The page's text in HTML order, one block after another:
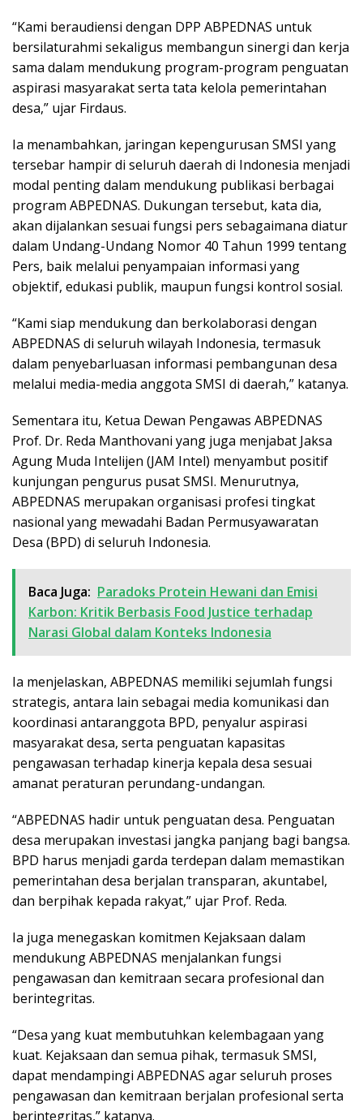
“Kami beraudiensi dengan DPP ABPEDNAS untuk
bersilaturahmi sekaligus membangun sinergi dan kerja
sama dalam mendukung program-program penguatan
aspirasi masyarakat serta tata kelola pemerintahan
desa,” ujar Firdaus.
Ia menambahkan, jaringan kepengurusan SMSI yang
tersebar hampir di seluruh daerah di Indonesia menjadi
modal penting dalam mendukung publikasi berbagai
program ABPEDNAS. Dukungan tersebut, kata dia,
akan dijalankan sesuai fungsi pers sebagaimana diatur
dalam Undang-Undang Nomor 40 Tahun 1999 tentang
Pers, baik melalui penyampaian informasi yang
objektif, edukasi publik, maupun fungsi kontrol sosial.
“Kami siap mendukung dan berkolaborasi dengan
ABPEDNAS di seluruh wilayah Indonesia, termasuk
dalam penyebarluasan informasi pembangunan desa
melalui media-media anggota SMSI di daerah,” katanya.
Sementara itu, Ketua Dewan Pengawas ABPEDNAS
Prof. Dr. Reda Manthovani yang juga menjabat Jaksa
Agung Muda Intelijen (JAM Intel) menyambut positif
kunjungan pengurus pusat SMSI. Menurutnya,
ABPEDNAS merupakan organisasi profesi tingkat
nasional yang mewadahi Badan Permusyawaratan
Desa (BPD) di seluruh Indonesia.
Baca Juga: Paradoks Protein Hewani dan Emisi
Karbon: Kritik Berbasis Food Justice terhadap
Narasi Global dalam Konteks Indonesia
Ia menjelaskan, ABPEDNAS memiliki sejumlah fungsi
strategis, antara lain sebagai media komunikasi dan
koordinasi antaranggota BPD, penyalur aspirasi
masyarakat desa, serta penguatan kapasitas
pengawasan terhadap kinerja kepala desa sesuai
amanat peraturan perundang-undangan.
“ABPEDNAS hadir untuk penguatan desa. Penguatan
desa merupakan investasi jangka panjang bagi bangsa.
BPD harus menjadi garda terdepan dalam memastikan
pemerintahan desa berjalan transparan, akuntabel,
dan berpihak kepada rakyat,” ujar Prof. Reda.
Ia juga menegaskan komitmen Kejaksaan dalam
mendukung ABPEDNAS menjalankan fungsi
pengawasan dan kemitraan secara profesional dan
berintegritas.
“Desa yang kuat membutuhkan kelembagaan yang
kuat. Kejaksaan dan semua pihak, termasuk SMSI,
dapat mendampingi ABPEDNAS agar seluruh proses
pengawasan dan kemitraan berjalan profesional serta
berintegritas,” katanya.